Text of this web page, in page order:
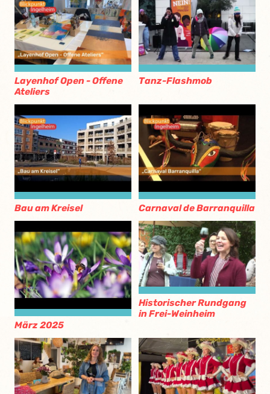
Layenhof Open - Offene
Ateliers
Tanz-Flashmob
Bau am Kreisel Carnaval de Barranquilla
März 2025
Historischer Rundgang
in Frei-Weinheim